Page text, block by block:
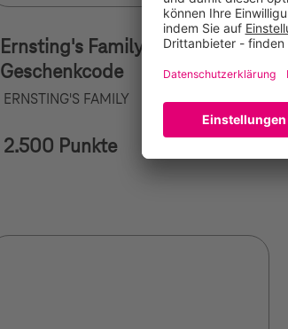
Ernsting's Family 25EUR
Geschenkcode
ERNSTING'S FAMILY
2.500 Punkte